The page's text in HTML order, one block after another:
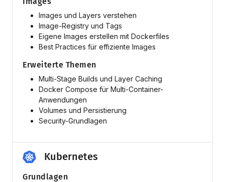
Images und Layers verstehen
Image-Registry und Tags
Eigene Images erstellen mit Dockerfiles
Best Practices für effiziente Images
Erweiterte Themen
Multi-Stage Builds und Layer Caching
Docker Compose für Multi-Container-
Anwendungen
Volumes und Persistierung
Security-Grundlagen
Kubernetes
Grundlagen